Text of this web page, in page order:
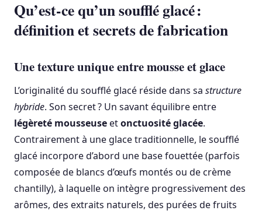
Qu’est-ce qu’un soufflé glacé :
définition et secrets de fabrication
Une texture unique entre mousse et glace
L’originalité du soufflé glacé réside dans sa structure
hybride. Son secret ? Un savant équilibre entre
légèreté mousseuseetonctuosité glacée.
Contrairement à une glace traditionnelle, le soufflé
glacé incorpore d’abord une base fouettée (parfois
composée de blancs d’œufs montés ou de crème
chantilly), à laquelle on intègre progressivement des
arômes, des extraits naturels, des purées de fruits